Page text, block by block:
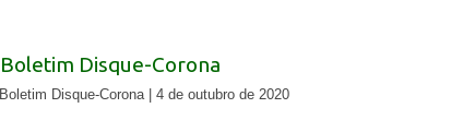
Boletim Disque-Corona
Boletim Disque-Corona | 4 de outubro de 2020